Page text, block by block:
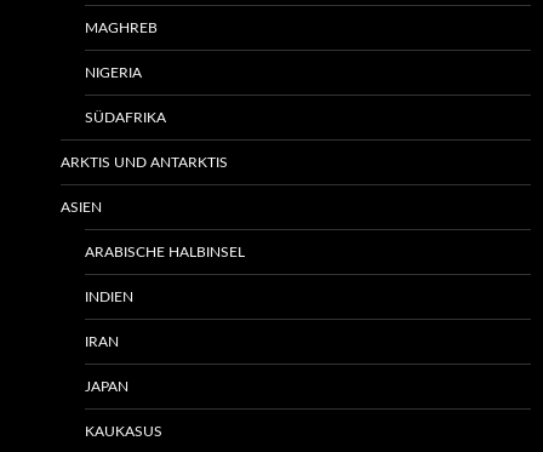
MAGHREB
NIGERIA
SÜDAFRIKA
ARKTIS UND ANTARKTIS
ASIEN
ARABISCHE HALBINSEL
INDIEN
IRAN
JAPAN
KAUKASUS